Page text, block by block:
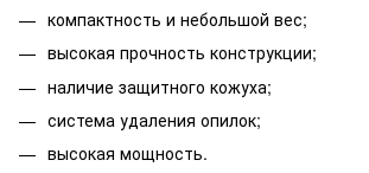
компактность и небольшой вес;
высокая прочность конструкции;
наличие защитного кожуха;
система удаления опилок;
высокая мощность.